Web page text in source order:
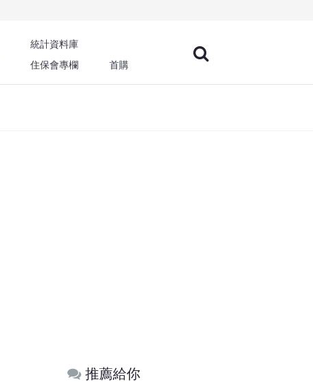
統計資料庫
住保會專欄 首購
推薦給你